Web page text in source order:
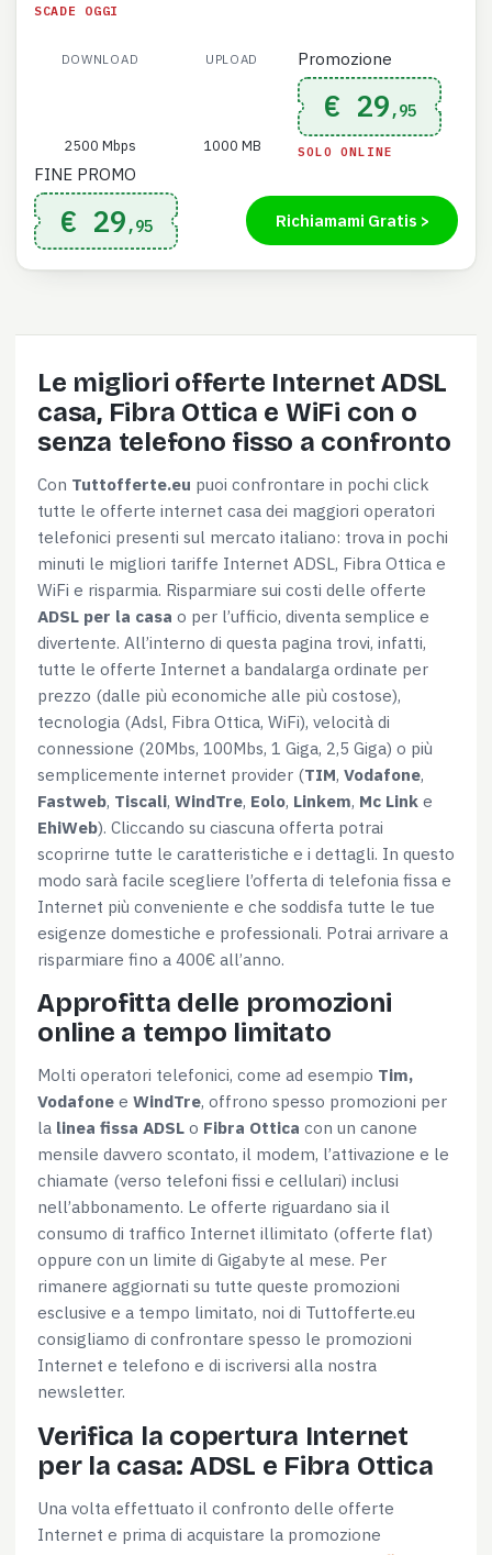
Informazioni sui cookie
Questo sito web utilizza i cookie
Utilizziamo i cookie per personalizzare contenuti ed
annunci, per fornire funzionalità dei social media e per
analizzare il nostro traffico. Condividiamo inoltre
nostri partner che si occupano di analisi dei dati web,
pubblicità e social media, i quali potrebbero combinarle
raccolto dal tuo utilizzo dei loro servizi.
SCADE OGGI
DOWNLOAD
2500 Mbps
UPLOAD
1000 MB
Promozione
€ 29 ,95
SOLO ONLINE
FINE PROMO
€ 29 ,95 Richiamami Gratis >
Le migliori offerte Internet ADSL
casa, Fibra Ottica e WiFi con o
senza telefono fisso a confronto
Con Tuttofferte.eu puoi confrontare in pochi click
tutte le offerte internet casa dei maggiori operatori
telefonici presenti sul mercato italiano: trova in pochi
minuti le migliori tariffe Internet ADSL, Fibra Ottica e
WiFi e risparmia. Risparmiare sui costi delle offerte
ADSL per la casa o per l’ufficio, diventa semplice e
divertente. All’interno di questa pagina trovi, infatti,
tutte le offerte Internet a bandalarga ordinate per
prezzo (dalle più economiche alle più costose),
tecnologia (Adsl, Fibra Ottica, WiFi), velocità di
connessione (20Mbs, 100Mbs, 1 Giga, 2,5 Giga) o più
semplicemente internet provider (TIM, Vodafone,
Fastweb, Tiscali, WindTre, Eolo, Linkem, Mc Link e
EhiWeb). Cliccando su ciascuna offerta potrai
scoprirne tutte le caratteristiche e i dettagli. In questo
modo sarà facile scegliere l’offerta di telefonia fissa e
Internet più conveniente e che soddisfa tutte le tue
esigenze domestiche e professionali. Potrai arrivare a
risparmiare fino a 400€ all’anno.
Approfitta delle promozioni
online a tempo limitato
Molti operatori telefonici, come ad esempio Tim,
Vodafone e WindTre, offrono spesso promozioni per
la linea fissa ADSL o Fibra Ottica con un canone
mensile davvero scontato, il modem, l’attivazione e le
chiamate (verso telefoni fissi e cellulari) inclusi
nell’abbonamento. Le offerte riguardano sia il
consumo di traffico Internet illimitato (offerte flat)
oppure con un limite di Gigabyte al mese. Per
rimanere aggiornati su tutte queste promozioni
esclusive e a tempo limitato, noi di Tuttofferte.eu
consigliamo di confrontare spesso le promozioni
Internet e telefono e di iscriversi alla nostra
newsletter.
Verifica la copertura Internet
per la casa: ADSL e Fibra Ottica
Una volta effettuato il confronto delle offerte
Internet e prima di acquistare la promozione